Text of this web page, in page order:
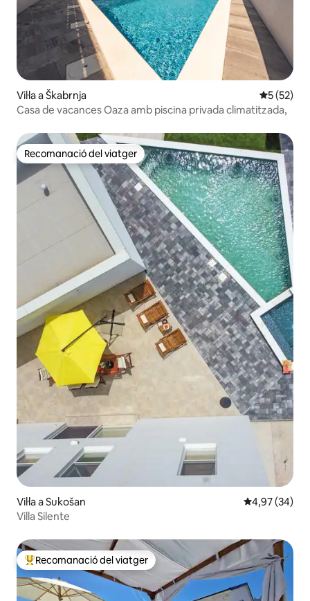
Vil·la a Škabrnja 5 de
5 (52)
Casa de vacances Oaza amb piscina privada climatitzada,
Recomanació del viatger
Recomanació del viatger
Vil·la a Sukošan 4,97 de
4,97 (34)
Villa Silente
Principals recomanacions dels viatgers
Recomanació del viatger